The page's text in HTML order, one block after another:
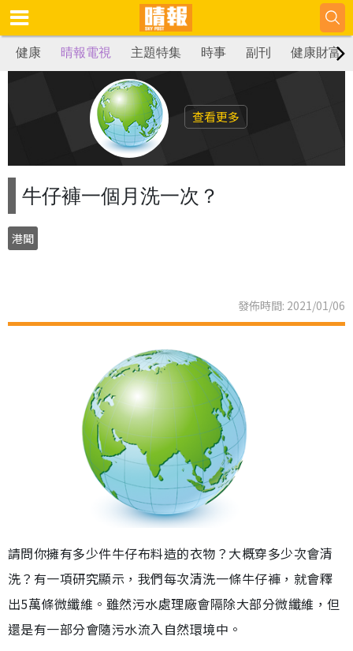
健康 晴報電視 主題特集 時事 副刊 健康財富
查看更多
牛仔褲一個月洗一次？
港聞
發佈時間: 2021/01/06
請問你擁有多少件牛仔布料造的衣物？大概穿多少次會清
洗？有一項研究顯示，我們每次清洗一條牛仔褲，就會釋
出5萬條微纖維。雖然污水處理廠會隔除大部分微纖維，但
還是有一部分會隨污水流入自然環境中。